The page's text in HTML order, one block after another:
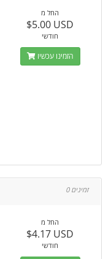
החל מ
$5.00 USD
חודשי
הזמינו עכשיו
0 זמינים
החל מ
$4.17 USD
חודשי